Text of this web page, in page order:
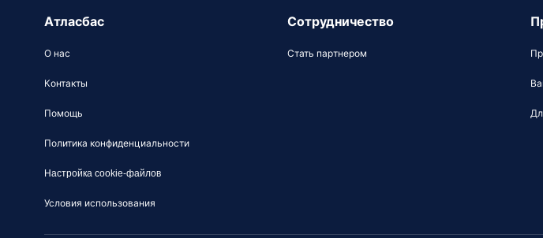
Атласбас
О нас
Контакты
Помощь
Политика конфиденциальности
Настройка cookie-файлов
Условия использования
Сотрудничество
Стать партнером